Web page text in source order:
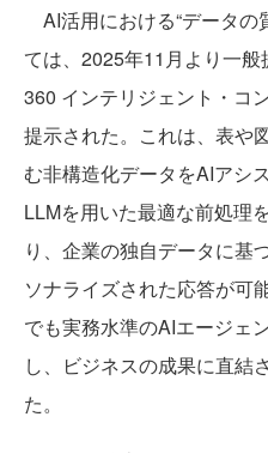
AI活用における“データの
ては、2025年11月より一
360 インテリジェント・コ
提示された。これは、表や
む非構造化データをAIアシ
LLMを用いた最適な前処理
り、企業の独自データに基
ソナライズされた応答が可
でも実務水準のAIエージェ
し、ビジネスの成果に直結
た。